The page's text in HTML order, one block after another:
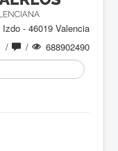
- 46019 Valencia
/ /
688902490